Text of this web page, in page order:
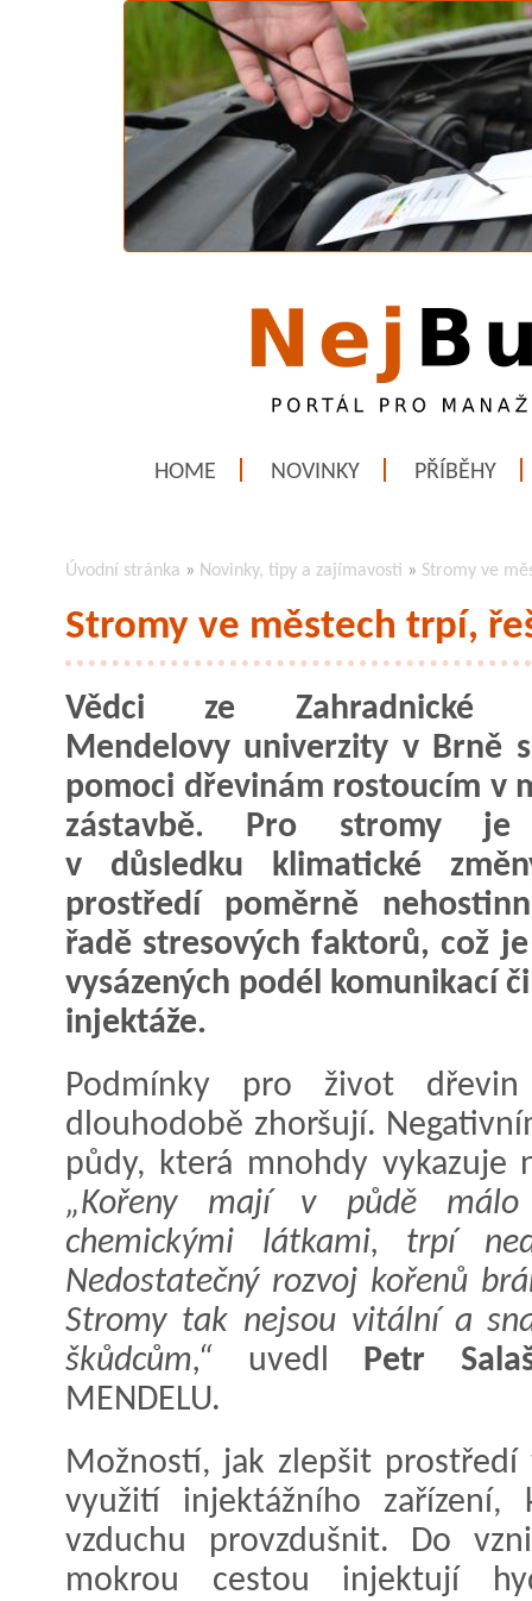
HOME NOVINKY PŘÍBĚHY
Úvodní stránka » Novinky, tipy a zajímavosti » Stromy ve
Stromy ve městech trpí,
Vědci ze Zahradnické
Mendelovy univerzity v Brně
pomoci dřevinám rostoucím v
zástavbě. Pro stromy je
v důsledku klimatické
prostředí poměrně
řadě stresových faktorů, což
vysázených podél komunikací
injektáže.
Podmínky pro život
dlouhodobě zhoršují.
půdy, která mnohdy vykazuje
„Kořeny mají v půdě málo
chemickými látkami, trpí
Nedostatečný rozvoj kořenů
Stromy tak nejsou vitální a
škůdcům,“ uvedl
Petr
MENDELU.
Možností, jak zlepšit
využití injektážního
vzduchu provzdušnit. Do
mokrou cestou injektují